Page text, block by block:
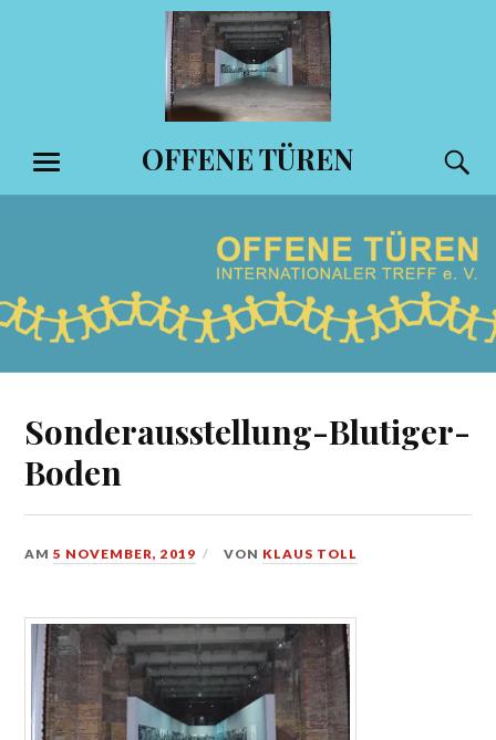
OFFENE TÜREN
MENÜ
Sonderausstellung-Blutiger-
Boden
AM5 NOVEMBER, 2019 VON KLAUS TOLL